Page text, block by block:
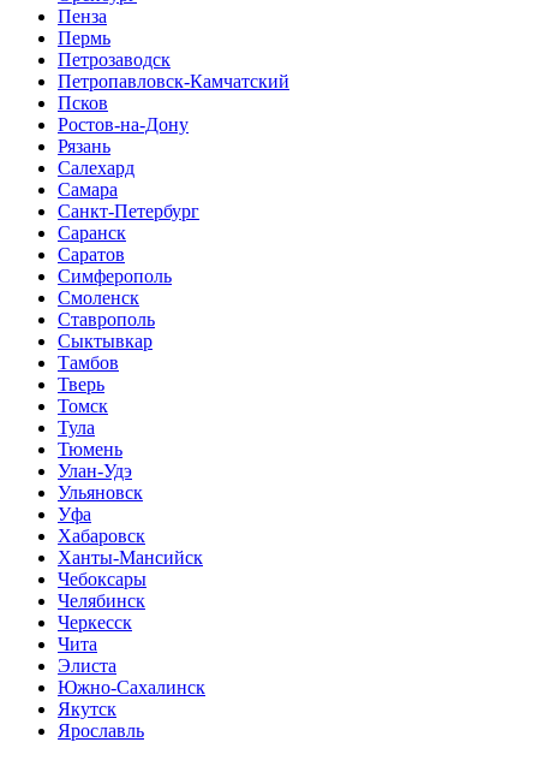
Пенза
Пермь
Петрозаводск
Петропавловск-Камчатский
Псков
Ростов-на-Дону
Рязань
Салехард
Самара
Санкт-Петербург
Саранск
Саратов
Симферополь
Смоленск
Ставрополь
Сыктывкар
Тамбов
Тверь
Томск
Тула
Тюмень
Улан-Удэ
Ульяновск
Уфа
Хабаровск
Ханты-Мансийск
Чебоксары
Челябинск
Черкесск
Чита
Элиста
Южно-Сахалинск
Якутск
Ярославль